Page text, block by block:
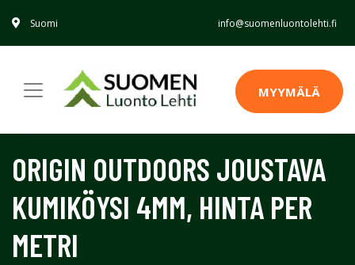
Suomi info@suomenluontolehti.fi
MYYMÄLÄ
ORIGIN OUTDOORS JOUSTAVA
KUMIKÖYSI 4MM, HINTA PER
METRI